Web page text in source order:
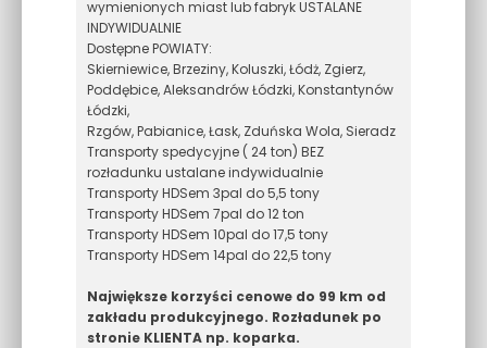
wymienionych miast lub fabryk USTALANE
INDYWIDUALNIE
Dostępne POWIATY:
Skierniewice, Brzeziny, Koluszki, Łódż, Zgierz,
Poddębice, Aleksandrów Łódzki, Konstantynów
Łódzki,
Rzgów, Pabianice, Łask, Zduńska Wola, Sieradz
Transporty spedycyjne ( 24 ton) BEZ
rozładunku ustalane indywidualnie
Transporty HDSem 3pal do 5,5 tony
Transporty HDSem 7pal do 12 ton
Transporty HDSem 10pal do 17,5 tony
Transporty HDSem 14pal do 22,5 tony
Największe korzyści cenowe do 99 km od
zakładu produkcyjnego. Rozładunek po
stronie KLIENTA np. koparka.